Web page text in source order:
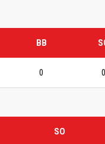
BB
0 0
SO